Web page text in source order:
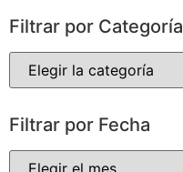
Filtrar por Categoría
Filtrar por Fecha